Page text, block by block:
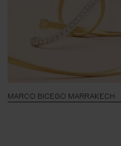
MARCO BICEGO MARRAKECH